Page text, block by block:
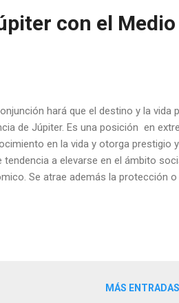
con el
hará que el destino y la vida
de Júpiter. Es una posición en
en la vida y otorga prestigio
tendencia a elevarse en el ámbito
Se atrae además la protección
armónicos tienen
MÁS ENTRADAS